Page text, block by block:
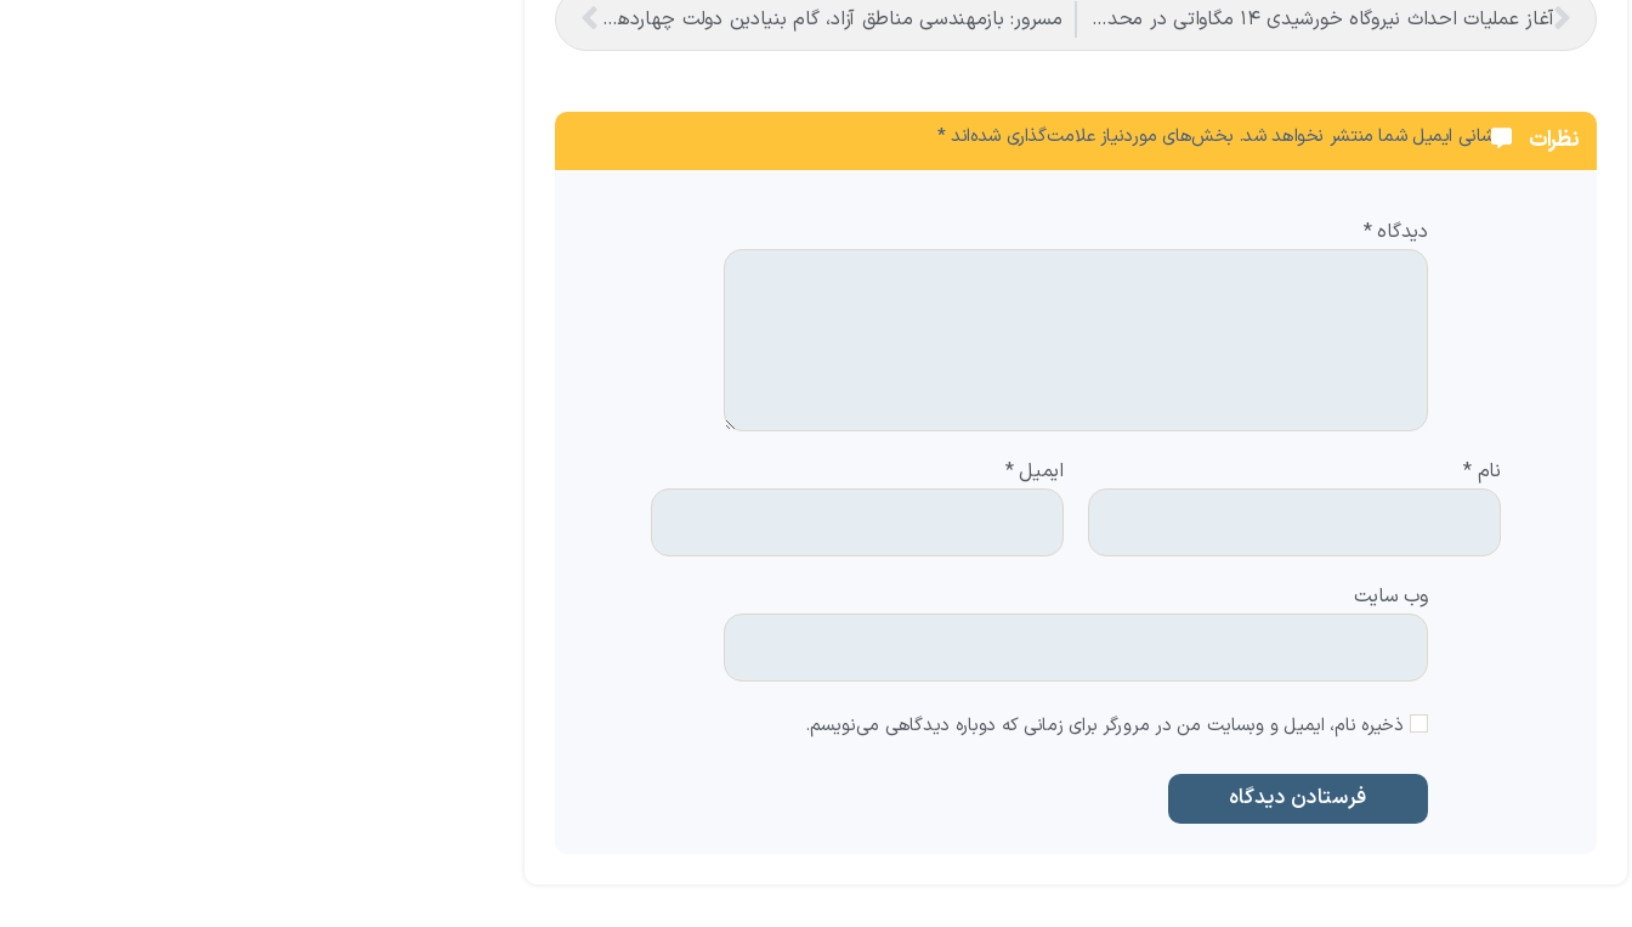
آغاز عملیات احداث نیروگاه خورشیدی ۱۴ مگاواتی در محدوده منطقه آزاد ماکو مسرور: بازمهندسی مناطق آزاد، گام بنیادین دولت چهاردهم برای احیای مزیت‌های رقابتی است
نظرات نشانی ایمیل شما منتشر نخواهد شد. بخش‌های موردنیاز علامت‌گذاری شده‌اند*
دیدگاه*
نام* ایمیل*
وب‌ سایت
ذخیره نام، ایمیل و وبسایت من در مرورگر برای زمانی که دوباره دیدگاهی می‌نویسم.